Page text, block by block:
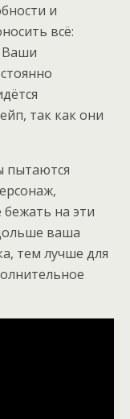
и
всё:
Ваши
так как они
пытаются
бежать на эти
ваша
тем лучше для